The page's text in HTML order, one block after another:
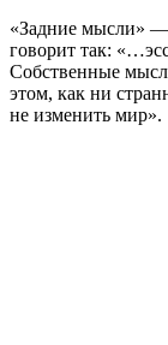
«Задние мысли» —
говорит так:
Собственные
этом, как ни
не изменить мир».